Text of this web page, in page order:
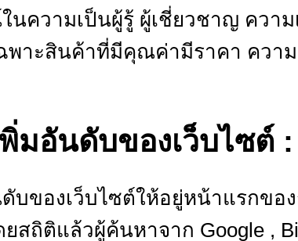
นความเป็นผู้รู้ ผู้เชี่ยวชาญ ควา
พาะสินค้าที่มีคุณค่ามีราคา ควา
มอันดับของเว็บไซต์ :
บของเว็บไซต์ให้อยู่หน้าแรกขอ
ยสถิติแล้วผู้ค้นหาจาก Google ,